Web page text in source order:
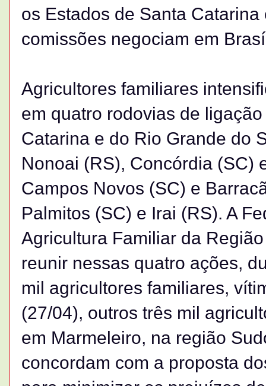
os Estados de Santa
comissões negociam em
Agricultores familiares
em quatro rodovias de
Catarina e do Rio Grande do
Nonoai (RS), Concórdia (SC)
Campos Novos (SC) e
Palmitos (SC) e Irai (RS). A
Agricultura Familiar da
reunir nessas quatro ações,
mil agricultores familiares,
(27/04), outros três mil
em Marmeleiro, na região
concordam com a proposta